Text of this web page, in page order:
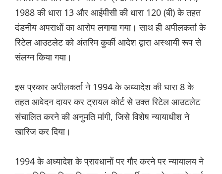
1988 की धारा 13 और आईपीसी की धारा 120 (बी) के तहत
दंडनीय अपराधों का आरोप लगाया गया। साथ ही अपीलकर्ता के
रिटेल आउटलेट को अंतरिम कुर्की आदेश द्वारा अस्थायी रूप से
संलग्न किया गया।
इस प्रकार अपीलकर्ता ने 1994 के अध्यादेश की धारा 8 के
तहत आवेदन दायर कर ट्रायल कोर्ट से उक्त रिटेल आउटलेट
संचालित करने की अनुमति मांगी, जिसे विशेष न्यायाधीश ने
खारिज कर दिया।
1994 के अध्यादेश के प्रावधानों पर गौर करने पर न्यायालय ने